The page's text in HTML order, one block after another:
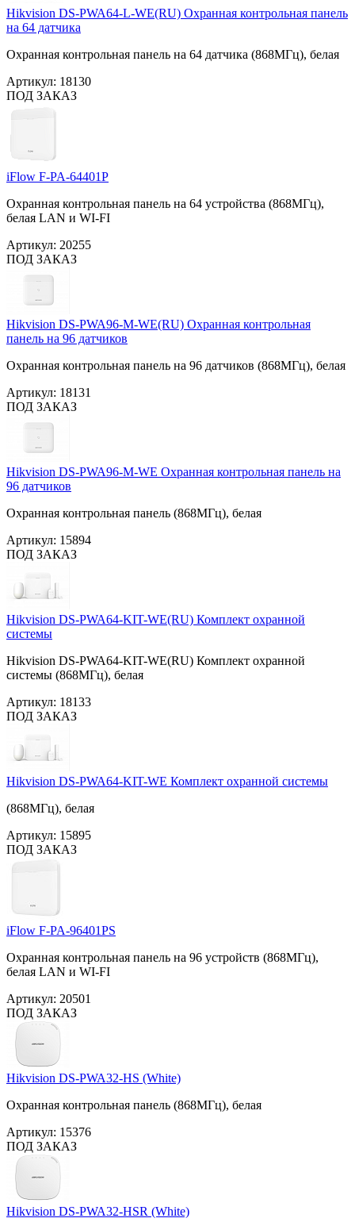
Hikvision DS-PWA64-L-WE(RU) Охранная контрольная панель
на 64 датчика
Охранная контрольная панель на 64 датчика (868МГц), белая
Артикул: 18130
ПОД ЗАКАЗ
iFlow F-PA-64401P
Охранная контрольная панель на 64 устройства (868МГц),
белая LAN и WI-FI
Артикул: 20255
ПОД ЗАКАЗ
Hikvision DS-PWA96-M-WE(RU) Охранная контрольная
панель на 96 датчиков
Охранная контрольная панель на 96 датчиков (868МГц), белая
Артикул: 18131
ПОД ЗАКАЗ
Hikvision DS-PWA96-M-WE Охранная контрольная панель на
96 датчиков
Охранная контрольная панель (868МГц), белая
Артикул: 15894
ПОД ЗАКАЗ
Hikvision DS-PWA64-KIT-WE(RU) Комплект охранной
системы
Hikvision DS-PWA64-KIT-WE(RU) Комплект охранной
системы (868МГц), белая
Артикул: 18133
ПОД ЗАКАЗ
Hikvision DS-PWA64-KIT-WE Комплект охранной системы
(868МГц), белая
Артикул: 15895
ПОД ЗАКАЗ
iFlow F-PA-96401PS
Охранная контрольная панель на 96 устройств (868МГц),
белая LAN и WI-FI
Артикул: 20501
ПОД ЗАКАЗ
Hikvision DS-PWA32-HS (White)
Охранная контрольная панель (868МГц), белая
Артикул: 15376
ПОД ЗАКАЗ
Hikvision DS-PWA32-HSR (White)